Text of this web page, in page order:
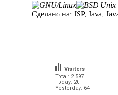
Сделано на: JSP, Java,
Total: 2 597
Today: 20
Yesterday: 64
Visitors